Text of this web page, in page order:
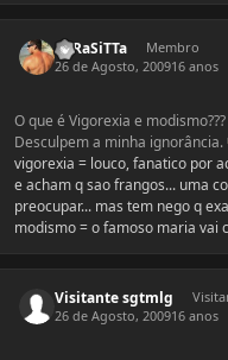
PaRaSiTTa
Membro
26 de Agosto, 200916 anos
O que é Vigorexia e modismo???
Desculpem a minha ignorância.
vigorexia = louco, fanatico por
e acham q sao frangos... uma
preocupar... mas tem nego q
modismo = o famoso maria vai
Visitante sgtmlg
26 de Agosto, 200916 anos